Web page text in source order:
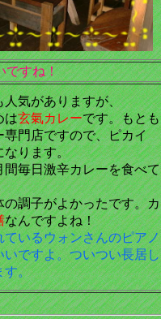
ですね！
人気がありますが、
は玄氣カレーです。もとも
専門店ですので、ピカイ
なります。
間毎日激辛カレーを食べて
の調子がよかったです。カ
なんですよね！
ているウォンさんのピアノ
いですよ。ついつい長居し
す。